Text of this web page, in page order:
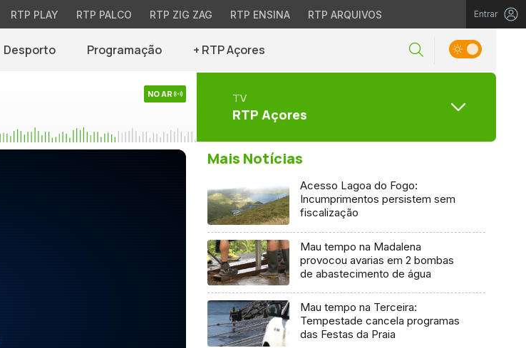
RTP PLAY RTP PALCO RTP ZIG ZAG RTP ENSINA RTP ARQUIVOS Entrar
Desporto Programação + RTP Açores
NO AR TV
RTP Açores
Mais Notícias
Acesso Lagoa do Fogo:
Incumprimentos persistem sem
fiscalização
Mau tempo na Madalena
provocou avarias em 2 bombas
de abastecimento de água
Mau tempo na Terceira:
Tempestade cancela programas
das Festas da Praia